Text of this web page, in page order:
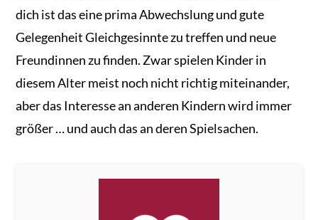
dich ist das eine prima Abwechslung und gute
Gelegenheit Gleichgesinnte zu treffen und neue
Freundinnen zu finden. Zwar spielen Kinder in
diesem Alter meist noch nicht richtig miteinander,
aber das Interesse an anderen Kindern wird immer
größer … und auch das an deren Spielsachen.